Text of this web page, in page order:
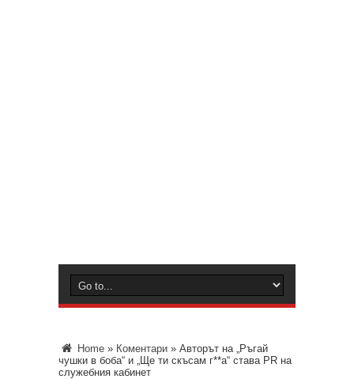
Home » Коментари » Авторът на „Ръгай
чушки в боба“ и „Ще ти скъсам г**а“ става PR на
служебния кабинет